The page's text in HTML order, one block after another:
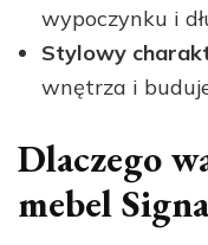
wypoczynku i
Stylowy
wnętrza i
Dlaczego
mebel